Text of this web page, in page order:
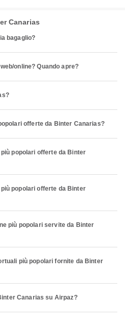
Canarias
bagaglio?
online? Quando apre?
offerte da Binter Canarias?
popolari offerte da Binter
popolari offerte da Binter
più popolari servite da Binter
più popolari fornite da Binter
Canarias su Airpaz?